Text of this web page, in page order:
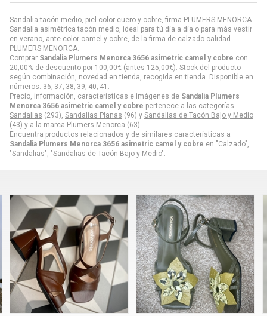
Sandalia tacón medio, piel color cuero y cobre, firma PLUMERS MENORCA.
Sandalia asimétrica tacón medio, ideal para tú día a día o para más vestir
en verano, ante color camel y cobre, de la firma de calzado calidad
PLUMERS MENORCA.
Comprar Sandalia Plumers Menorca 3656 asimetric camel y cobre con
20,00% de descuento por 100,00€ (antes 125,00€). Stock del producto
según combinación, novedad en tienda, recogida en tienda. Disponible en
números: 36; 37; 38; 39; 40; 41.
Precio, información, características e imágenes de Sandalia Plumers
Menorca 3656 asimetric camel y cobre pertenece a las categorías
Sandalias (293), Sandalias Planas (96) y Sandalias de Tacón Bajo y Medio
(43) y a la marca Plumers Menorca (63).
Encuentra productos relacionados y de similares características a
Sandalia Plumers Menorca 3656 asimetric camel y cobre en "Calzado",
"Sandalias", "Sandalias de Tacón Bajo y Medio".